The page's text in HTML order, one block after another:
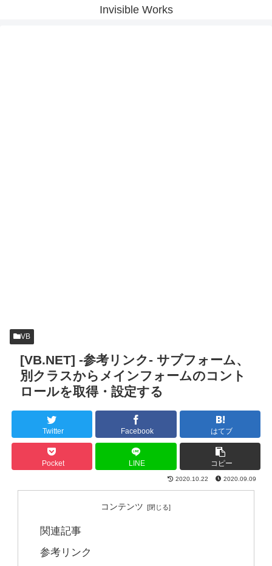
Invisible Works
VB
[VB.NET] -参考リンク- サブフォーム、
別クラスからメインフォームのコント
ロールを取得・設定する
Twitter Facebook はてブ
Pocket LINE コピー
2020.10.22 2020.09.09
コンテンツ
関連記事
参考リンク